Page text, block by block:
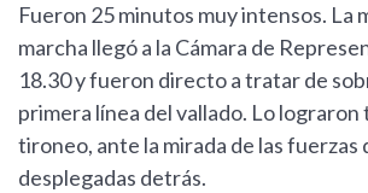
Fueron 25 minutos muy intensos. La
marcha llegó a la Cámara de
18.30 y fueron directo a tratar de
primera línea del vallado. Lo lograron
tironeo, ante la mirada de las fuerzas
desplegadas detrás.